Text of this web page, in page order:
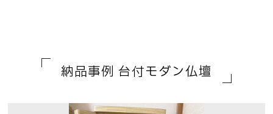
墓石シミュレーション
想いを形にするお墓づくり